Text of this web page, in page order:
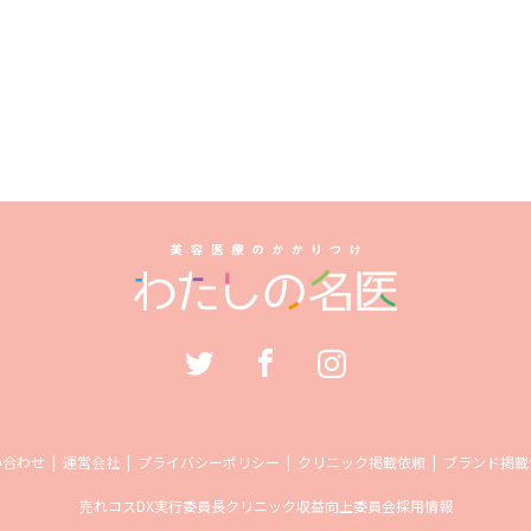
わせ 運営会社 プライバシーポリシー クリニック掲載依頼 ブランド掲
売れコスDX実行委員長クリニック収益向上委員会採用情報